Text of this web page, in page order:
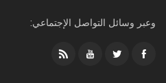
وعبر وسائل التواصل الإجتماعي: